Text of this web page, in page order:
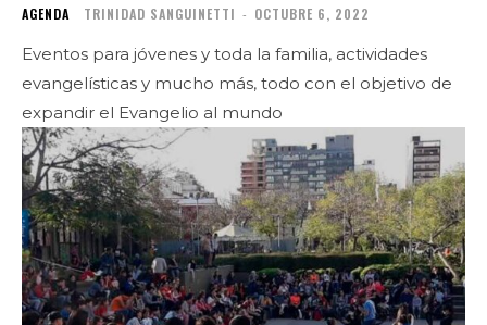
AGENDA TRINIDAD SANGUINETTI - OCTUBRE 6, 2022
Eventos para jóvenes y toda la familia, actividades
evangelísticas y mucho más, todo con el objetivo de
expandir el Evangelio al mundo